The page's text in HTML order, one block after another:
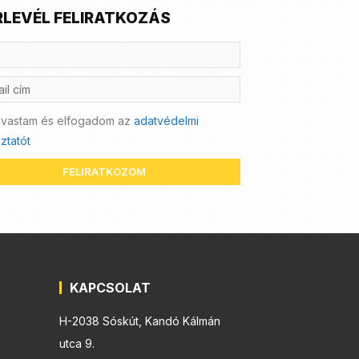
FELIRATKOZÁS
és elfogadom az adatvédelmi
FELIRATKOZOM
KAPCSOLAT
H-2038 Sóskút, Kandó Kálmán
utca 9.